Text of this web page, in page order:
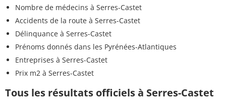
Nombre de médecins à Serres-Castet
Accidents de la route à Serres-Castet
Délinquance à Serres-Castet
Prénoms donnés dans les Pyrénées-Atlantiques
Entreprises à Serres-Castet
Prix m2 à Serres-Castet
Tous les résultats officiels à Serres-Castet